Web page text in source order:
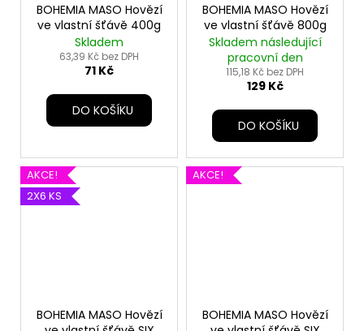
BOHEMIA MASO Hovězí
ve vlastní šťávě 400g
Skladem
63,39 Kč bez DPH
71 Kč
DO KOŠÍKU
BOHEMIA MASO Hovězí
ve vlastní šťávě 800g
Skladem následující
pracovní den
115,18 Kč bez DPH
129 Kč
DO KOŠÍKU
AKCE!
2X6 KS
BOHEMIA MASO Hovězí
AKCE!
BOHEMIA MASO Hovězí